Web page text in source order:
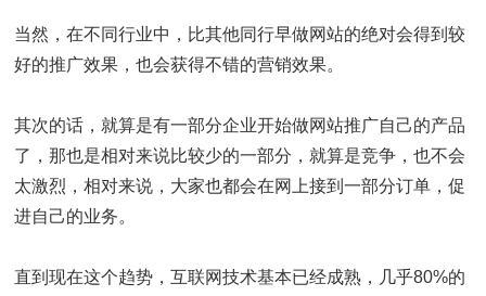
当然，在不同行业中，比其他同行早做网站的绝对会得到较
好的推广效果，也会获得不错的营销效果。
其次的话，就算是有一部分企业开始做网站推广自己的产品
了，那也是相对来说比较少的一部分，就算是竞争，也不会
太激烈，相对来说，大家也都会在网上接到一部分订单，促
进自己的业务。
直到现在这个趋势，互联网技术基本已经成熟，几乎80%的